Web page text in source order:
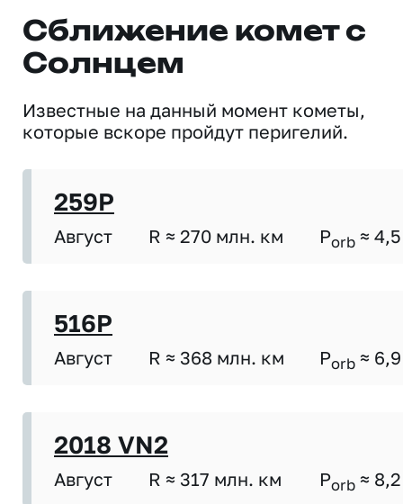
Сближение комет с
Солнцем
Известные на данный момент кометы,
которые вскоре пройдут перигелий.
259P
Август R ≈ 270 млн. км Porb ≈ 4,5
516P
Август R ≈ 368 млн. км Porb ≈ 6,9
2018 VN2
Август R ≈ 317 млн. км Porb ≈ 8,2